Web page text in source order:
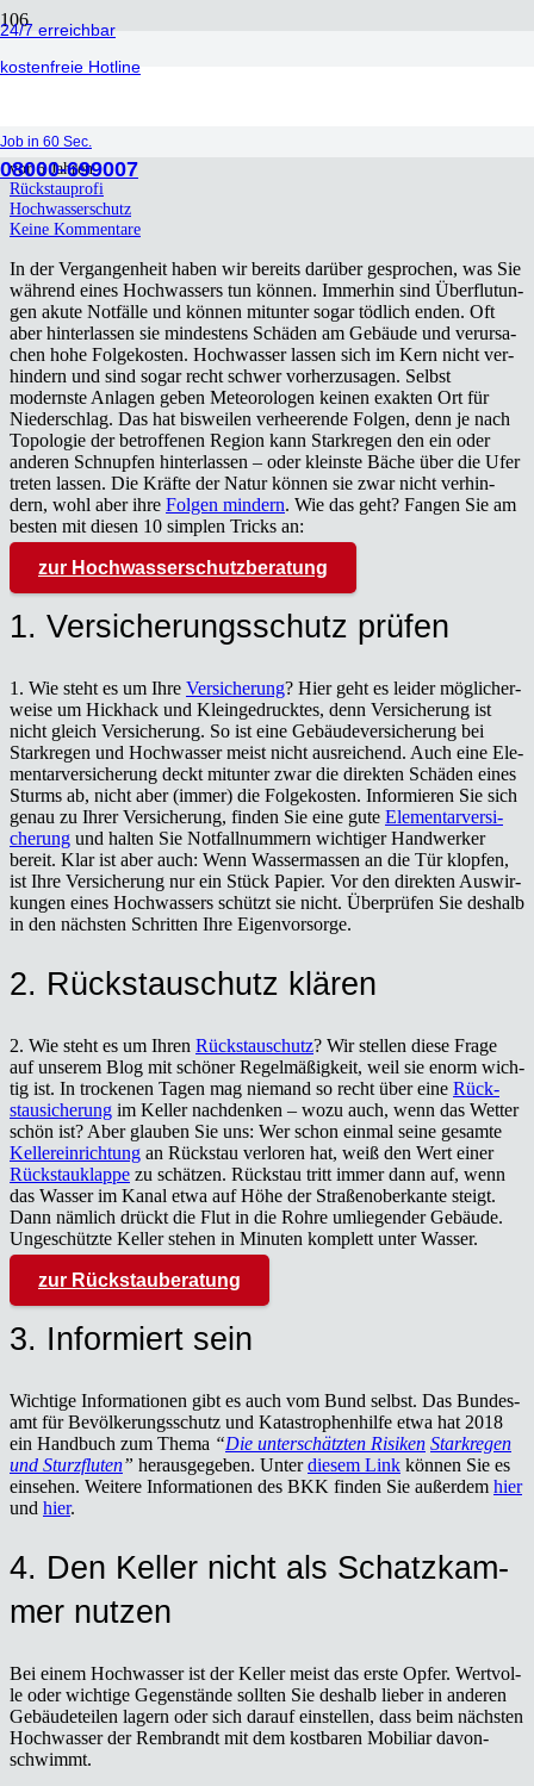
24/7 erreichbar
kostenfreie Hotline
Job in 60 Sec.
08000-699007
vor 6 Jahren
Rückstauprofi
Hochwasserschutz
Keine Kommentare
In der Ver­gan­gen­heit haben wir bereits dar­über gespro­chen, was Sie
wäh­rend eines Hoch­was­sers tun kön­nen. Immer­hin sind Über­flu­tun­
gen aku­te Not­fäl­le und kön­nen mit­un­ter sogar töd­lich enden. Oft
aber hin­ter­las­sen sie min­des­tens Schä­den am Gebäu­de und ver­ur­sa­
chen hohe Fol­ge­kos­ten. Hoch­was­ser las­sen sich im Kern nicht ver­
hin­dern und sind sogar recht schwer vor­her­zu­sa­gen. Selbst
moderns­te Anla­gen geben Meteo­ro­lo­gen kei­nen exak­ten Ort für
Nie­der­schlag. Das hat bis­wei­len ver­hee­ren­de Fol­gen, denn je nach
Topo­lo­gie der betrof­fe­nen Regi­on kann Stark­re­gen den ein oder
ande­ren Schnup­fen hin­ter­las­sen – oder kleins­te Bäche über die Ufer
tre­ten las­sen. Die Kräf­te der Natur kön­nen sie zwar nicht ver­hin­
dern, wohl aber ihre Fol­gen min­dern. Wie das geht? Fan­gen Sie am
bes­ten mit die­sen 10 simp­len Tricks an:
zur Hoch­was­ser­schutz­be­ra­tung
1. Ver­si­che­rungs­schutz prü­fen
1. Wie steht es um Ihre Ver­si­che­rung? Hier geht es lei­der mög­li­cher­
wei­se um Hick­hack und Klein­ge­druck­tes, denn Ver­si­che­rung ist
nicht gleich Ver­si­che­rung. So ist eine Gebäu­de­ver­si­che­rung bei
Stark­re­gen und Hoch­was­ser meist nicht aus­rei­chend. Auch eine Ele­
men­tar­ver­si­che­rung deckt mit­un­ter zwar die direk­ten Schä­den eines
Sturms ab, nicht aber (immer) die Fol­ge­kos­ten. Infor­mie­ren Sie sich
genau zu Ihrer Ver­si­che­rung, fin­den Sie eine gute Ele­men­tar­ver­si­
che­rung und hal­ten Sie Not­fall­num­mern wich­ti­ger Hand­wer­ker
bereit. Klar ist aber auch: Wenn Was­ser­mas­sen an die Tür klop­fen,
ist Ihre Ver­si­che­rung nur ein Stück Papier. Vor den direk­ten Aus­wir­
kun­gen eines Hoch­was­sers schützt sie nicht. Über­prü­fen Sie des­halb
in den nächs­ten Schrit­ten Ihre Eigen­vor­sor­ge.
2. Rückstau­schutz klä­ren
2. Wie steht es um Ihren Rückstau­schutz? Wir stel­len die­se Fra­ge
auf unse­rem Blog mit schö­ner Regel­mä­ßig­keit, weil sie enorm wich­
tig ist. In tro­cke­nen Tagen mag nie­mand so recht über eine Rück­
stau­si­che­rung im Kel­ler nach­den­ken – wozu auch, wenn das Wet­ter
schön ist? Aber glau­ben Sie uns: Wer schon ein­mal sei­ne gesam­te
Kel­ler­ein­rich­tung an Rück­stau ver­lo­ren hat, weiß den Wert einer
Rück­stau­klap­pe zu schät­zen. Rück­stau tritt immer dann auf, wenn
das Was­ser im Kanal etwa auf Höhe der Stra­ßen­ober­kan­te steigt.
Dann näm­lich drückt die Flut in die Roh­re umlie­gen­der Gebäu­de.
Unge­schütz­te Kel­ler ste­hen in Minu­ten kom­plett unter Was­ser.
zur Rück­stau­be­ra­tung
3. Infor­miert sein
Wich­ti­ge Infor­ma­tio­nen gibt es auch vom Bund selbst. Das Bun­des­
amt für Bevöl­ke­rungs­schutz und Kata­stro­phen­hil­fe etwa hat 2018
ein Hand­buch zum The­ma “Die unter­schätz­ten Risi­ken Stark­re­gen
und Sturz­flu­ten” her­aus­ge­ge­ben. Unterdie­sem Link kön­nen Sie es
ein­se­hen. Wei­te­re Infor­ma­tio­nen des BKK fin­den Sie außer­dem hier
und hier.
4. Den Kel­ler nicht als Schatz­kam­
mer nut­zen
Bei einem Hoch­was­ser ist der Kel­ler meist das ers­te Opfer. Wert­vol­
le oder wich­ti­ge Gegen­stän­de soll­ten Sie des­halb lie­ber in ande­ren
Gebäu­de­tei­len lagern oder sich dar­auf ein­stel­len, dass beim nächs­ten
Hoch­was­ser der Rem­brandt mit dem kost­ba­ren Mobi­li­ar davon­
schwimmt.